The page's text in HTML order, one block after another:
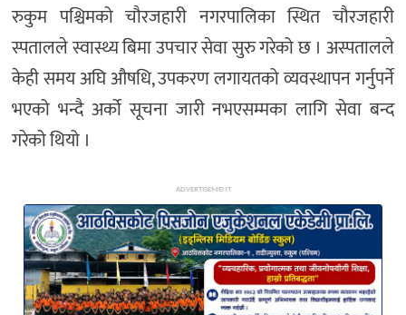
रुकुम पश्चिमको चौरजहारी नगरपालिका स्थित चौरजहारी
स्पतालले स्वास्थ्य बिमा उपचार सेवा सुरु गरेको छ । अस्पतालले
केही समय अघि औषधि, उपकरण लगायतको व्यवस्थापन गर्नुपर्ने
भएको भन्दै अर्को सूचना जारी नभएसम्मका लागि सेवा बन्द
गरेको थियो ।
ADVERTISEMENT